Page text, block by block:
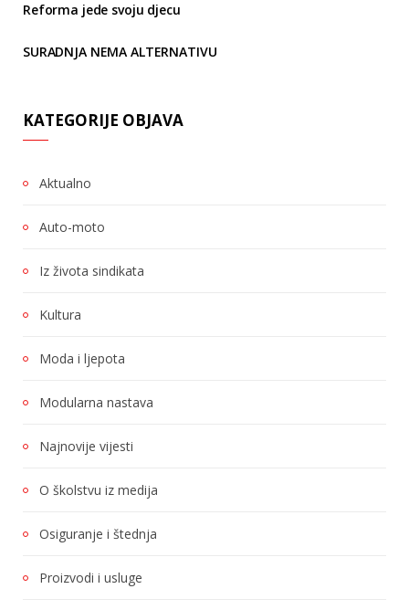
Reforma jede svoju djecu
SURADNJA NEMA ALTERNATIVU
KATEGORIJE OBJAVA
Aktualno
Auto-moto
Iz života sindikata
Kultura
Moda i ljepota
Modularna nastava
Najnovije vijesti
O školstvu iz medija
Osiguranje i štednja
Proizvodi i usluge